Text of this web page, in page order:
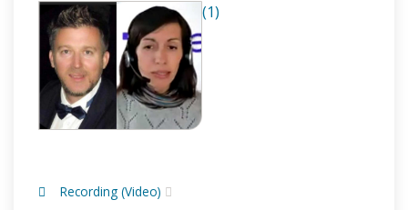
(1)
Recording (Video)